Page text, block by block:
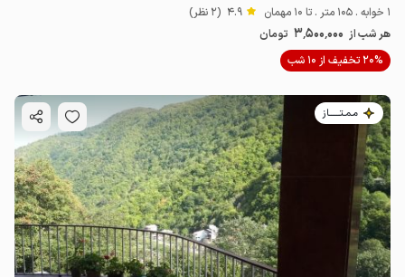
1 خوابه . 105 متر . تا 10 مهمان 4.9 (2 نظر)
هر شب از 3٬500٬000 تومان
20% تخفیف از 10 شب
مـمـتــــــاز